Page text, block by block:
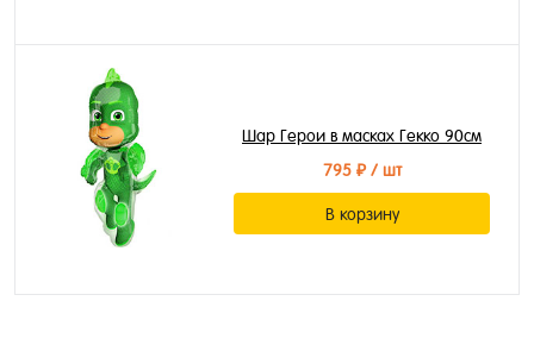
Шар Герои в масках Гекко 90см
795 ₽/ шт
В корзину